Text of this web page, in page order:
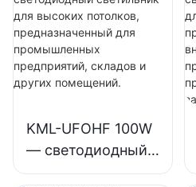
и т. д.
KML-UFOHF 100W
— светодиодный
светильник для